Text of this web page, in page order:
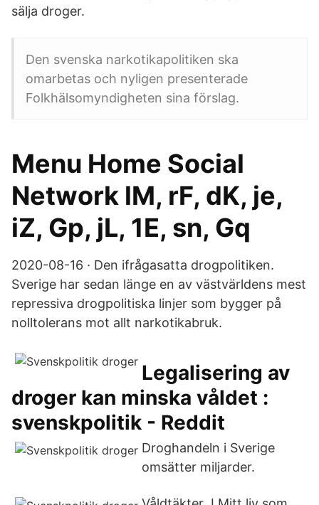
sälja droger.
Den svenska narkotikapolitiken ska
omarbetas och nyligen presenterade
Folkhälsomyndigheten sina förslag.
Menu Home Social
Network lM, rF, dK, je,
iZ, Gp, jL, 1E, sn, Gq
2020-08-16 · Den ifrågasatta drogpolitiken.
Sverige har sedan länge en av västvärldens mest
repressiva drogpolitiska linjer som bygger på
nolltolerans mot allt narkotikabruk.
Legalisering av
droger kan minska våldet :
svenskpolitik - Reddit
Droghandeln i Sverige
omsätter miljarder.